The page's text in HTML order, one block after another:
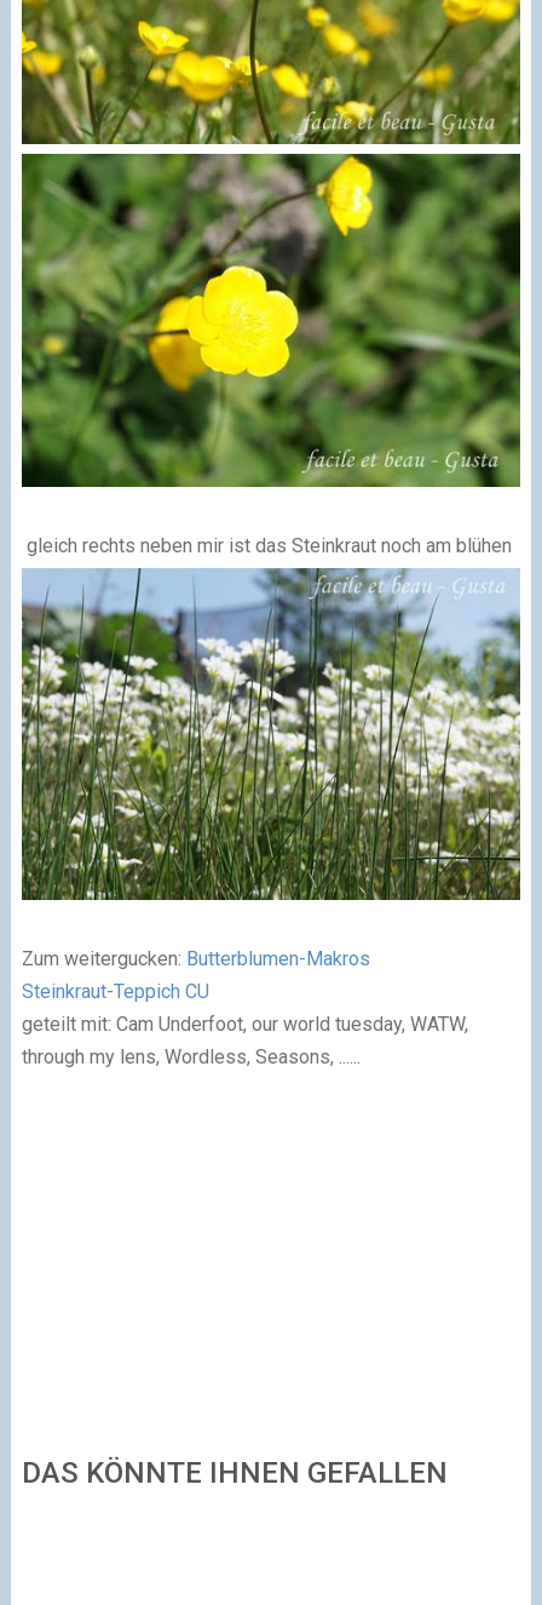
gleich rechts neben mir ist das Steinkraut noch am blühen
Zum weitergucken: Butterblumen-Makros
Steinkraut-Teppich CU
geteilt mit: Cam Underfoot, our world tuesday, WATW,
through my lens, Wordless, Seasons, ......
DAS KÖNNTE IHNEN GEFALLEN